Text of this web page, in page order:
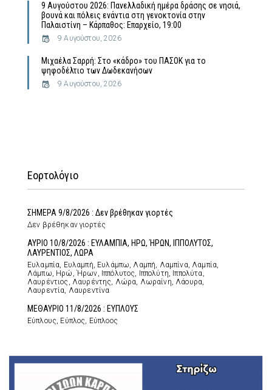
9 Αυγούστου 2026: Πανελλαδική ημέρα δράσης σε νησιά,
βουνά και πόλεις ενάντια στη γενοκτονία στην
Παλαιστίνη – Κάρπαθος: Επαρχείο, 19:00
9 Αυγούστου, 2026
Μιχαέλα Σαρρή: Στο «κάδρο» του ΠΑΣΟΚ για το
ψηφοδέλτιο των Δωδεκανήσων
9 Αυγούστου, 2026
Εορτολόγιο
ΣΗΜΕΡΑ 9/8/2026 : Δεν βρέθηκαν γιορτές
Δεν βρέθηκαν γιορτές
ΑΥΡΙΟ 10/8/2026 : ΕΥΛΑΜΠΙΑ, ΗΡΩ, ΉΡΩΝ, ΙΠΠΟΛΥΤΟΣ,
ΛΑΥΡΕΝΤΙΟΣ, ΛΩΡΑ
Ευλαμπία, Ευλαμπή, Ευλάμπω, Λαμπή, Λαμπίνα, Λαμπία,
Λάμπω, Ηρώ, Ήρων, Ιππόλυτος, Ιππολύτη, Ιππολύτα,
Λαυρέντιος, Λαυρέντης, Λώρα, Λωραίνη, Λάουρα,
Λαυρεντία, Λαυρεντίνα
ΜΕΘΑΥΡΙΟ 11/8/2026 : ΕΥΠΛΟΥΣ
Εύπλους, Εύπλος, Εύπλοος